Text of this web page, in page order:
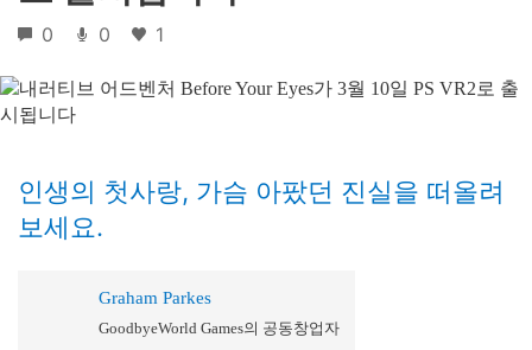
0 0 1
인생의 첫사랑, 가슴 아팠던 진실을 떠올려
보세요.
Graham Parkes
GoodbyeWorld Games의 공동창업자